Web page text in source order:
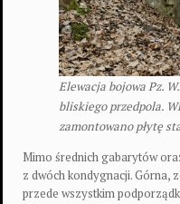
Elewacja bojowa Pz.
bliskiego przedpola.
zamontowano płytę
Mimo średnich gabarytów
z dwóch kondygnacji. Górna,
przede wszystkim